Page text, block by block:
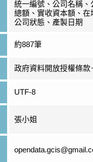
統一編號、公司名稱、
總額、實收資本額、在
公司狀態、產製日期
約887筆
政府資料開放授權條款
UTF-8
張小姐